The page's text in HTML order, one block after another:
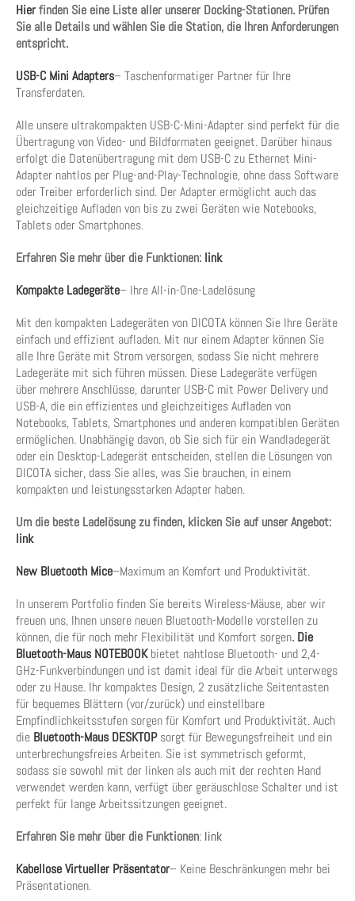
Hierfinden Sie eine Liste aller unserer Docking-Stationen. Prüfen
Sie alle Details und wählen Sie die Station, die Ihren Anforderungen
entspricht.
USB-C Mini Adapters– Taschenformatiger Partner für Ihre
Transferdaten.
Alle unsere ultrakompakten USB-C-Mini-Adapter sind perfekt für die
Übertragung von Video- und Bildformaten geeignet. Darüber hinaus
erfolgt die Datenübertragung mit dem USB-C zu Ethernet Mini-
Adapter nahtlos per Plug-and-Play-Technologie, ohne dass Software
oder Treiber erforderlich sind. Der Adapter ermöglicht auch das
gleichzeitige Aufladen von bis zu zwei Geräten wie Notebooks,
Tablets oder Smartphones.
Erfahren Sie mehr über die Funktionen: link
Kompakte Ladegeräte– Ihre All-in-One-Ladelösung
Mit den kompakten Ladegeräten von DICOTA können Sie Ihre Geräte
einfach und effizient aufladen. Mit nur einem Adapter können Sie
alle Ihre Geräte mit Strom versorgen, sodass Sie nicht mehrere
Ladegeräte mit sich führen müssen. Diese Ladegeräte verfügen
über mehrere Anschlüsse, darunter USB-C mit Power Delivery und
USB-A, die ein effizientes und gleichzeitiges Aufladen von
Notebooks, Tablets, Smartphones und anderen kompatiblen Geräten
ermöglichen. Unabhängig davon, ob Sie sich für ein Wandladegerät
oder ein Desktop-Ladegerät entscheiden, stellen die Lösungen von
DICOTA sicher, dass Sie alles, was Sie brauchen, in einem
kompakten und leistungsstarken Adapter haben.
Um die beste Ladelösung zu finden, klicken Sie auf unser Angebot:
link
New Bluetooth Mice–Maximum an Komfort und Produktivität.
In unserem Portfolio finden Sie bereits Wireless-Mäuse, aber wir
freuen uns, Ihnen unsere neuen Bluetooth-Modelle vorstellen zu
können, die für noch mehr Flexibilität und Komfort sorgen. Die
Bluetooth-Maus NOTEBOOKbietet nahtlose Bluetooth- und 2,4-
GHz-Funkverbindungen und ist damit ideal für die Arbeit unterwegs
oder zu Hause. Ihr kompaktes Design, 2 zusätzliche Seitentasten
für bequemes Blättern (vor/zurück) und einstellbare
Empfindlichkeitsstufen sorgen für Komfort und Produktivität. Auch
die Bluetooth-Maus DESKTOP sorgt für Bewegungsfreiheit und ein
unterbrechungsfreies Arbeiten. Sie ist symmetrisch geformt,
sodass sie sowohl mit der linken als auch mit der rechten Hand
verwendet werden kann, verfügt über geräuschlose Schalter und ist
perfekt für lange Arbeitssitzungen geeignet.
Erfahren Sie mehr über die Funktionen: link
Kabellose Virtueller Präsentator– Keine Beschränkungen mehr bei
Präsentationen.